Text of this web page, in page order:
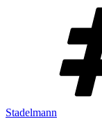
Stadelmann